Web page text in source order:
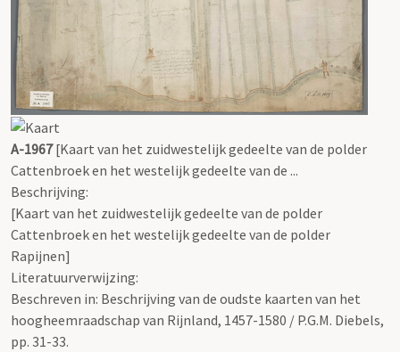
A-1967[Kaart van het zuidwestelijk gedeelte van de polder
Cattenbroek en het westelijk gedeelte van de ...
Beschrijving:
[Kaart van het zuidwestelijk gedeelte van de polder
Cattenbroek en het westelijk gedeelte van de polder
Rapijnen]
Literatuurverwijzing:
Beschreven in: Beschrijving van de oudste kaarten van het
hoogheemraadschap van Rijnland, 1457-1580 / P.G.M. Diebels,
pp. 31-33.